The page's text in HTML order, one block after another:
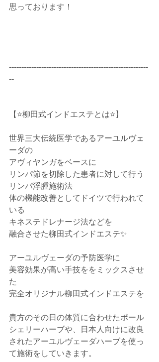
思っております！﻿
--------------------------------------------------------
--﻿
【⭐️柳田式インドエステとは⭐️】﻿
世界三大伝統医学であるアーユルヴェ
ーダの﻿
アヴィヤンガをベースに﻿
リンパ節を切除した患者に対して行う﻿
リンパ浮腫施術法﻿
体の機能改善としてドイツで行われて
いる﻿
キネステドレナージ法などを﻿
融合させた柳田式インドエステ✨﻿
アーユルヴェーダの予防医学に﻿
美容効果が高い手技ををミックスさせ
た﻿
完全オリジナル柳田式インドエステを﻿
貴方のその日の体質に合わせたポール
シェリーハーブや、日本人向けに改良
されたアーユルヴェーダハーブを使っ
て施術をしていきます。﻿